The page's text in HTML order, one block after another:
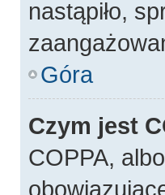
nastąpiło,
Góra
Czym jest
COPPA,